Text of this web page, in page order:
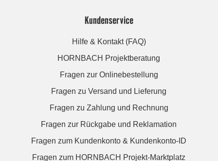
Kundenservice
Hilfe & Kontakt (FAQ)
HORNBACH Projektberatung
Fragen zur Onlinebestellung
Fragen zu Versand und Lieferung
Fragen zu Zahlung und Rechnung
Fragen zur Rückgabe und Reklamation
Fragen zum Kundenkonto & Kundenkonto-ID
Fragen zum HORNBACH Projekt-Marktplatz